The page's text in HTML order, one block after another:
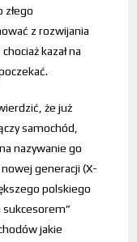
z rozwijania
kazał na
że już
samochód,
nazywanie go
nowej generacji (X-
polskiego
sukcesorem”
jakie